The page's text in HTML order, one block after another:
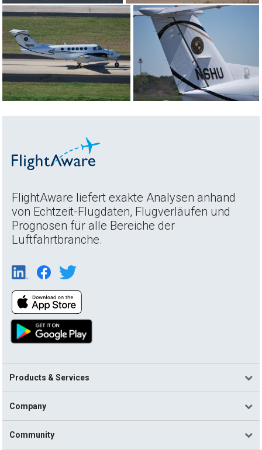
FlightAware liefert exakte Analysen anhand
von Echtzeit-Flugdaten, Flugverläufen und
Prognosen für alle Bereiche der
Luftfahrtbranche.
Products & Services
Company
Community